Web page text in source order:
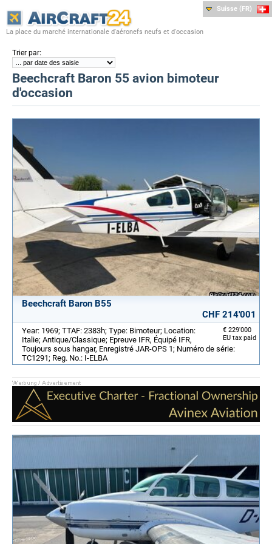
La place du marché internationale d'aéronefs neufs et d'occasion
Suisse (FR)
Trier par:
Beechcraft Baron 55 avion bimoteur
d'occasion
Beechcraft Baron B55
CHF 214'001
€ 229'000
EU tax paid
Year: 1969; TTAF: 2383h; Type: Bimoteur; Location:
Italie; Antique/Classique; Epreuve IFR, Équipé IFR,
Toujours sous hangar, Enregistré JAR-OPS 1; Numéro de série:
TC1291; Reg. No.: I-ELBA